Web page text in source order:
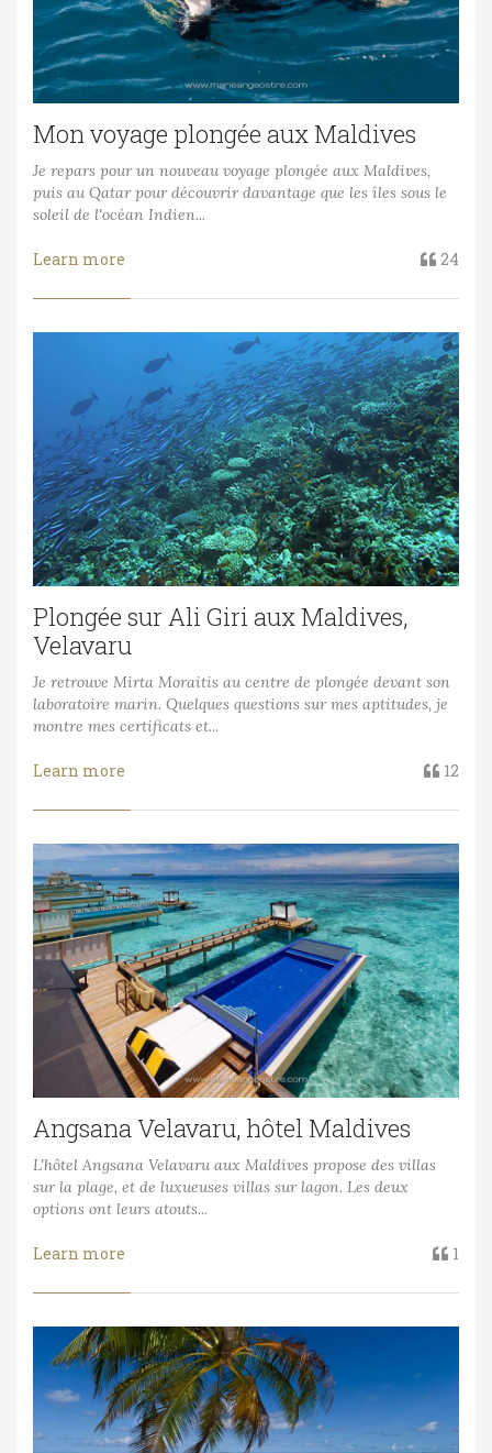
Mon voyage plongée aux Maldives
Je repars pour un nouveau voyage plongée aux Maldives,
puis au Qatar pour découvrir davantage que les îles sous le
soleil de l'océan Indien...
Learn more 24
Plongée sur Ali Giri aux Maldives,
Velavaru
Je retrouve Mirta Moraitis au centre de plongée devant son
laboratoire marin. Quelques questions sur mes aptitudes, je
montre mes certificats et...
Learn more 12
Angsana Velavaru, hôtel Maldives
L'hôtel Angsana Velavaru aux Maldives propose des villas
sur la plage, et de luxueuses villas sur lagon. Les deux
options ont leurs atouts...
Learn more 1